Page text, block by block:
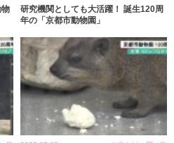
研究機関としても大活躍！ 誕生120周
年の「京都市動物園」